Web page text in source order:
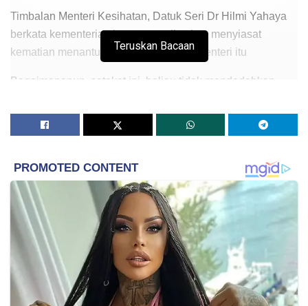
Timbalan Menteri Kesihatan, Datuk Seri Dr Hilmi Yahaya
berkata kementerian bersama polis akan menyiasat
kematian menantu Timbalan Perdana Menteri itu
Bagaimanapun, setakat ini, beliau tidak mendedahkan
“Kami siasat kes ini mengikut Akta Kemudahan dan
Peraturan 2006,” katanya kepada pemberita selepas
melawat Menteri Besar Kedah, Datuk Seri Ahmad Bashah
Md Hanipah di Unit Rawatan Rapi (ICU), Hospital Pulau
Pinang, di sini hari ini.
Syed Alman Zain, 44, suami anak sulung Datuk Seri Dr
Ahmad Zahid Hamidi, Datuk Nurulhidayah, 37, dilaporkan
tidak sedarkan diri ketika menjalani rawatan di klinik
pergigian itu dan dirujuk ke Pusat Perubatan Universiti
Teruskan Bacaan